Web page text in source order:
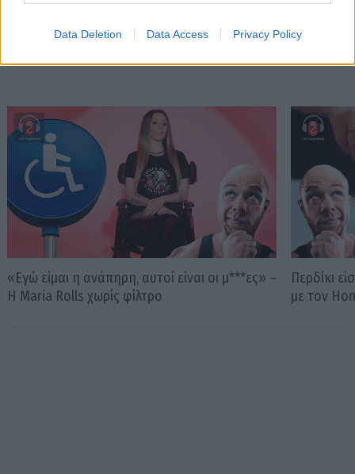
Data Deletion Data Access Privacy Policy
«Εγώ είμαι η ανάπηρη, αυτοί είναι οι μ***ες» –
Η Maria Rolls χωρίς φίλτρο
Περδίκι
με τον